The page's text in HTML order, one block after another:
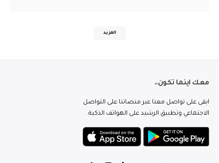
المزيد
معك اينما تكون..
ابقى على تواصل معنا عبر منصاتنا على التواصل
الاجتماعي وتطبيق الرشيد على الهواتف الذكية.